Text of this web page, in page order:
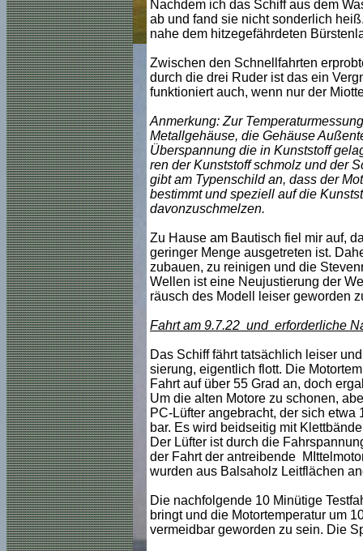
Nachdem ich das Schiff aus dem
ab und fand sie nicht sonderlich
nahe dem hitzegefährdeten
Zwischen den Schnellfahrten
durch die drei Ruder ist das ein
funktioniert auch, wenn nur der
Anmerkung: Zur
Metallgehäuse, die Gehäuse
Überspannung die in Kunststoff
ren der Kunststoff schmolz und der
gibt am Typenschild an, dass der
bestimmt und speziell auf die
davonzuschmelzen.
Zu Hause am Bautisch fiel mir auf,
geringer Menge ausgetreten ist.
zubauen, zu reinigen und die
Wellen ist eine Neujustierung der
räusch des Modell leiser geworden
Fahrt am 9.7.22 und erforderliche
Das Schiff fährt tatsächlich leiser
sierung, eigentlich flott. Die
Fahrt auf über 55 Grad an, doch
Um die alten Motore zu schonen,
PC-Lüfter angebracht, der sich etwa
bar. Es wird beidseitig mit
Der Lüfter ist durch die
der Fahrt der antreibende
wurden aus Balsaholz Leitflächen
Die nachfolgende 10 Minütige
bringt und die Motortemperatur um
vermeidbar geworden zu sein. Die